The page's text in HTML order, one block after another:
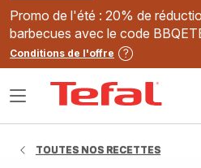
Promo de l'été : 20% de
barbecues avec le code
Conditions de l'offre
Ouvrir
TOUTES NOS RECETTES